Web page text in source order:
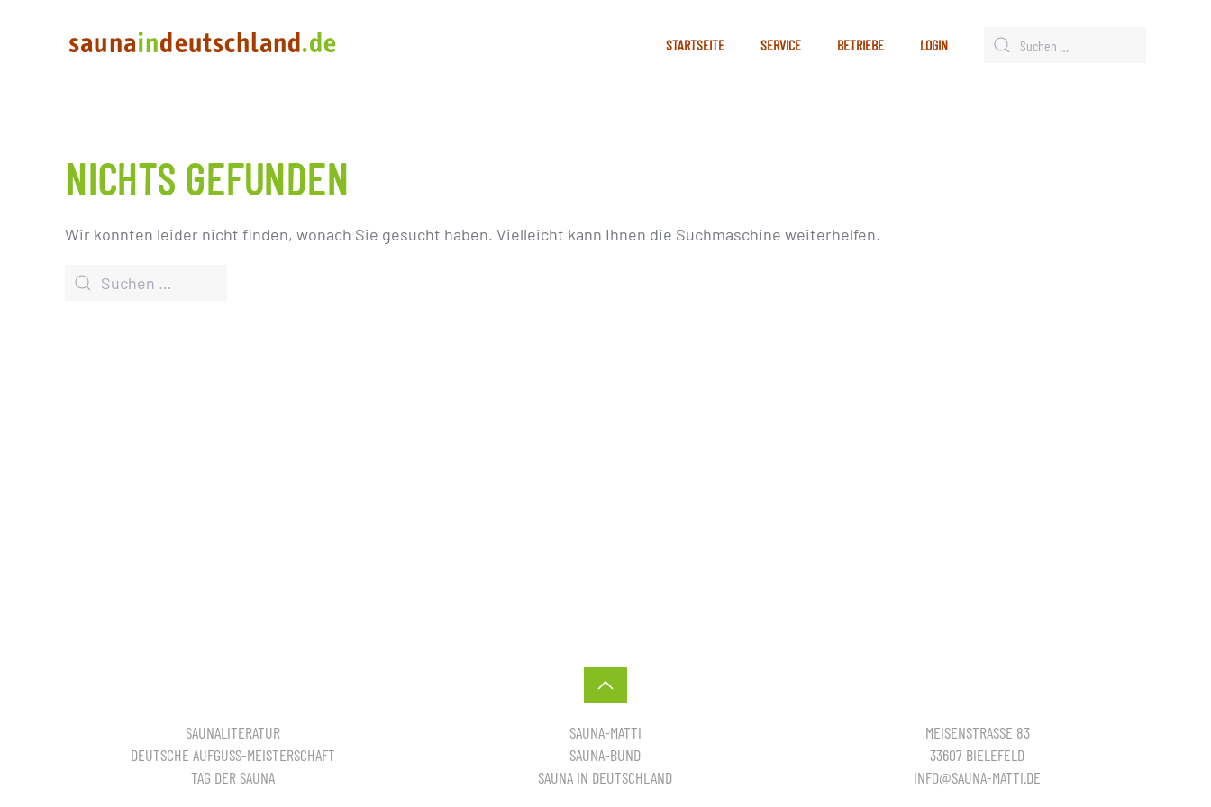
STARTSEITE SERVICE BETRIEBE LOGIN
NICHTS GEFUNDEN
Wir konnten leider nicht finden, wonach Sie gesucht haben. Vielleicht kann Ihnen die Suchmaschine weiterhelfen.
SAUNALITERATUR
DEUTSCHE AUFGUSS-MEISTERSCHAFT
TAG DER SAUNA
SAUNA-MATTI
SAUNA-BUND
SAUNA IN DEUTSCHLAND
MEISENSTRASSE 83
33607 BIELEFELD
INFO@SAUNA-MATTI.DE